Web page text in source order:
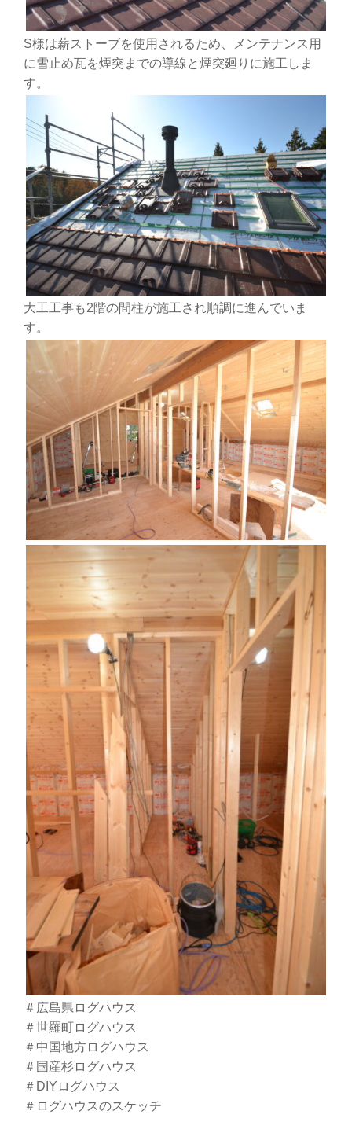
S様は薪ストーブを使用されるため、メンテナンス用
に雪止め瓦を煙突までの導線と煙突廻りに施工しま
す。
大工工事も2階の間柱が施工され順調に進んでいま
す。
＃広島県ログハウス
＃世羅町ログハウス
＃中国地方ログハウス
＃国産杉ログハウス
＃DIYログハウス
＃ログハウスのスケッチ